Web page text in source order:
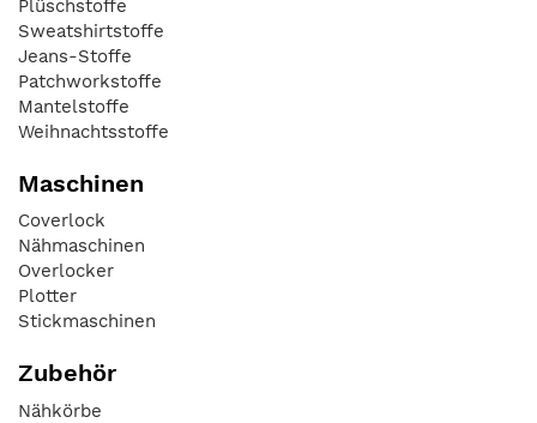
Plüschstoffe
Sweatshirtstoffe
Jeans-Stoffe
Patchworkstoffe
Mantelstoffe
Weihnachtsstoffe
Maschinen
Coverlock
Nähmaschinen
Overlocker
Plotter
Stickmaschinen
Zubehör
Nähkörbe